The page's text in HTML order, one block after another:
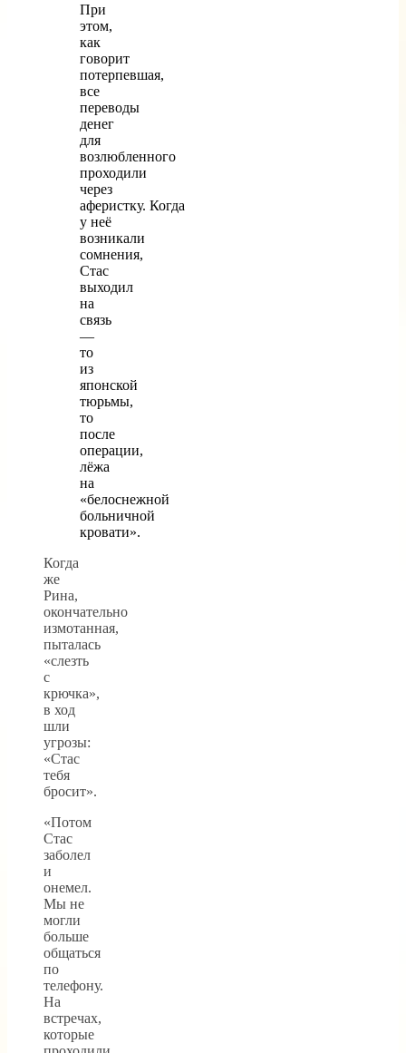
При
этом,
как
говорит
потерпевшая,
все
переводы
денег
для
возлюбленного
проходили
через
аферистку. Когда
у неё
возникали
сомнения,
Стас
выходил
на
связь
—
то
из
японской
тюрьмы,
то
после
операции,
лёжа
на
«белоснежной
больничной
кровати».
Когда
же
Рина,
окончательно
измотанная,
пыталась
«слезть
с
крючка»,
в ход
шли
угрозы:
«Стас
тебя
бросит».
«Потом
Стас
заболел
и
онемел.
Мы не
могли
больше
общаться
по
телефону.
На
встречах,
которые